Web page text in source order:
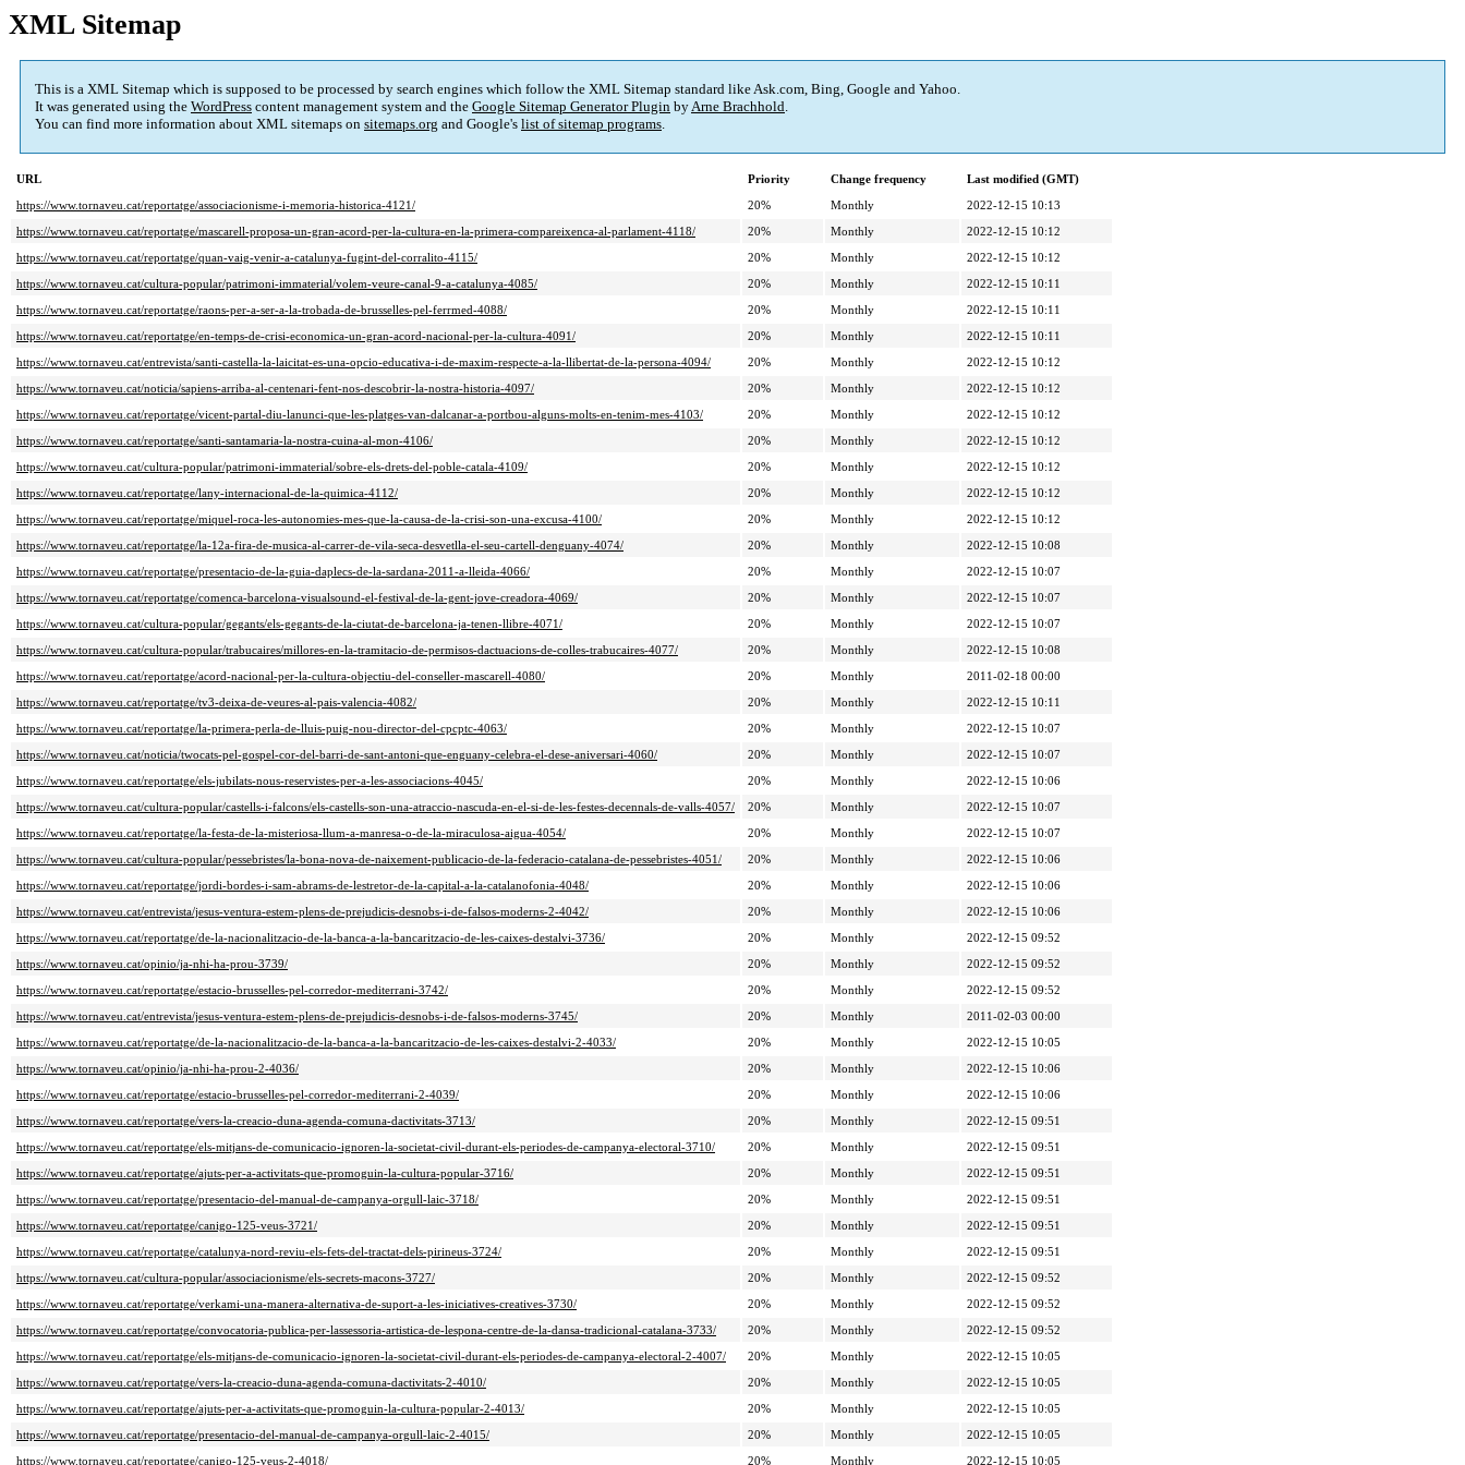
XML Sitemap
This is a XML Sitemap which is supposed to be processed by search engines which follow the XML Sitemap standard like Ask.com, Bing, Google and Yahoo.
It was generated using the WordPress content management system and the Google Sitemap Generator Plugin byArne Brachhold.
You can find more information about XML sitemaps on sitemaps.org and Google's list of sitemap programs.
URL Priority Change frequency
Last modified (GMT)
https://www.tornaveu.cat/reportatge/associacionisme-i-memoria-historica-4121/
20% Monthly
2022-12-15 10:13
https://www.tornaveu.cat/reportatge/mascarell-proposa-un-gran-acord-per-la-cultura-en-la-primera-compareixenca-al-parlament-4118/
20% Monthly
2022-12-15 10:12
https://www.tornaveu.cat/reportatge/quan-vaig-venir-a-catalunya-fugint-del-corralito-4115/
20% Monthly
2022-12-15 10:12
https://www.tornaveu.cat/cultura-popular/patrimoni-immaterial/volem-veure-canal-9-a-catalunya-4085/
20% Monthly
2022-12-15 10:11
https://www.tornaveu.cat/reportatge/raons-per-a-ser-a-la-trobada-de-brusselles-pel-ferrmed-4088/
20% Monthly
2022-12-15 10:11
https://www.tornaveu.cat/reportatge/en-temps-de-crisi-economica-un-gran-acord-nacional-per-la-cultura-4091/
20% Monthly
2022-12-15 10:11
https://www.tornaveu.cat/entrevista/santi-castella-la-laicitat-es-una-opcio-educativa-i-de-maxim-respecte-a-la-llibertat-de-la-persona-4094/
20% Monthly
2022-12-15 10:12
https://www.tornaveu.cat/noticia/sapiens-arriba-al-centenari-fent-nos-descobrir-la-nostra-historia-4097/
20% Monthly
2022-12-15 10:12
https://www.tornaveu.cat/reportatge/vicent-partal-diu-lanunci-que-les-platges-van-dalcanar-a-portbou-alguns-molts-en-tenim-mes-4103/
20% Monthly
2022-12-15 10:12
https://www.tornaveu.cat/reportatge/santi-santamaria-la-nostra-cuina-al-mon-4106/
20% Monthly
2022-12-15 10:12
https://www.tornaveu.cat/cultura-popular/patrimoni-immaterial/sobre-els-drets-del-poble-catala-4109/
20% Monthly
2022-12-15 10:12
https://www.tornaveu.cat/reportatge/lany-internacional-de-la-quimica-4112/
20% Monthly
2022-12-15 10:12
https://www.tornaveu.cat/reportatge/miquel-roca-les-autonomies-mes-que-la-causa-de-la-crisi-son-una-excusa-4100/
20% Monthly
2022-12-15 10:12
https://www.tornaveu.cat/reportatge/la-12a-fira-de-musica-al-carrer-de-vila-seca-desvetlla-el-seu-cartell-denguany-4074/
20% Monthly
2022-12-15 10:08
https://www.tornaveu.cat/reportatge/presentacio-de-la-guia-daplecs-de-la-sardana-2011-a-lleida-4066/
20% Monthly
2022-12-15 10:07
https://www.tornaveu.cat/reportatge/comenca-barcelona-visualsound-el-festival-de-la-gent-jove-creadora-4069/
20% Monthly
2022-12-15 10:07
https://www.tornaveu.cat/cultura-popular/gegants/els-gegants-de-la-ciutat-de-barcelona-ja-tenen-llibre-4071/
20% Monthly
2022-12-15 10:07
https://www.tornaveu.cat/cultura-popular/trabucaires/millores-en-la-tramitacio-de-permisos-dactuacions-de-colles-trabucaires-4077/
20% Monthly
2022-12-15 10:08
https://www.tornaveu.cat/reportatge/acord-nacional-per-la-cultura-objectiu-del-conseller-mascarell-4080/
20% Monthly
2011-02-18 00:00
https://www.tornaveu.cat/reportatge/tv3-deixa-de-veures-al-pais-valencia-4082/
20% Monthly
2022-12-15 10:11
https://www.tornaveu.cat/reportatge/la-primera-perla-de-lluis-puig-nou-director-del-cpcptc-4063/
20% Monthly
2022-12-15 10:07
https://www.tornaveu.cat/noticia/twocats-pel-gospel-cor-del-barri-de-sant-antoni-que-enguany-celebra-el-dese-aniversari-4060/
20% Monthly
2022-12-15 10:07
https://www.tornaveu.cat/reportatge/els-jubilats-nous-reservistes-per-a-les-associacions-4045/
20% Monthly
2022-12-15 10:06
https://www.tornaveu.cat/cultura-popular/castells-i-falcons/els-castells-son-una-atraccio-nascuda-en-el-si-de-les-festes-decennals-de-valls-4057/
20% Monthly
2022-12-15 10:07
https://www.tornaveu.cat/reportatge/la-festa-de-la-misteriosa-llum-a-manresa-o-de-la-miraculosa-aigua-4054/
20% Monthly
2022-12-15 10:07
https://www.tornaveu.cat/cultura-popular/pessebristes/la-bona-nova-de-naixement-publicacio-de-la-federacio-catalana-de-pessebristes-4051/
20% Monthly
2022-12-15 10:06
https://www.tornaveu.cat/reportatge/jordi-bordes-i-sam-abrams-de-lestretor-de-la-capital-a-la-catalanofonia-4048/
20% Monthly
2022-12-15 10:06
https://www.tornaveu.cat/entrevista/jesus-ventura-estem-plens-de-prejudicis-desnobs-i-de-falsos-moderns-2-4042/
20% Monthly
2022-12-15 10:06
https://www.tornaveu.cat/reportatge/de-la-nacionalitzacio-de-la-banca-a-la-bancaritzacio-de-les-caixes-destalvi-3736/
20% Monthly
2022-12-15 09:52
https://www.tornaveu.cat/opinio/ja-nhi-ha-prou-3739/
20% Monthly
2022-12-15 09:52
https://www.tornaveu.cat/reportatge/estacio-brusselles-pel-corredor-mediterrani-3742/
20% Monthly
2022-12-15 09:52
https://www.tornaveu.cat/entrevista/jesus-ventura-estem-plens-de-prejudicis-desnobs-i-de-falsos-moderns-3745/
20% Monthly
2011-02-03 00:00
https://www.tornaveu.cat/reportatge/de-la-nacionalitzacio-de-la-banca-a-la-bancaritzacio-de-les-caixes-destalvi-2-4033/
20% Monthly
2022-12-15 10:05
https://www.tornaveu.cat/opinio/ja-nhi-ha-prou-2-4036/
20% Monthly
2022-12-15 10:06
https://www.tornaveu.cat/reportatge/estacio-brusselles-pel-corredor-mediterrani-2-4039/
20% Monthly
2022-12-15 10:06
https://www.tornaveu.cat/reportatge/vers-la-creacio-duna-agenda-comuna-dactivitats-3713/
20% Monthly
2022-12-15 09:51
https://www.tornaveu.cat/reportatge/els-mitjans-de-comunicacio-ignoren-la-societat-civil-durant-els-periodes-de-campanya-electoral-3710/
20% Monthly
2022-12-15 09:51
https://www.tornaveu.cat/reportatge/ajuts-per-a-activitats-que-promoguin-la-cultura-popular-3716/
20% Monthly
2022-12-15 09:51
https://www.tornaveu.cat/reportatge/presentacio-del-manual-de-campanya-orgull-laic-3718/
20% Monthly
2022-12-15 09:51
https://www.tornaveu.cat/reportatge/canigo-125-veus-3721/
20% Monthly
2022-12-15 09:51
https://www.tornaveu.cat/reportatge/catalunya-nord-reviu-els-fets-del-tractat-dels-pirineus-3724/
20% Monthly
2022-12-15 09:51
https://www.tornaveu.cat/cultura-popular/associacionisme/els-secrets-macons-3727/
20% Monthly
2022-12-15 09:52
https://www.tornaveu.cat/reportatge/verkami-una-manera-alternativa-de-suport-a-les-iniciatives-creatives-3730/
20% Monthly
2022-12-15 09:52
https://www.tornaveu.cat/reportatge/convocatoria-publica-per-lassessoria-artistica-de-lespona-centre-de-la-dansa-tradicional-catalana-3733/
20% Monthly
2022-12-15 09:52
https://www.tornaveu.cat/reportatge/els-mitjans-de-comunicacio-ignoren-la-societat-civil-durant-els-periodes-de-campanya-electoral-2-4007/
20% Monthly
2022-12-15 10:05
https://www.tornaveu.cat/reportatge/vers-la-creacio-duna-agenda-comuna-dactivitats-2-4010/
20% Monthly
2022-12-15 10:05
https://www.tornaveu.cat/reportatge/ajuts-per-a-activitats-que-promoguin-la-cultura-popular-2-4013/
20% Monthly
2022-12-15 10:05
https://www.tornaveu.cat/reportatge/presentacio-del-manual-de-campanya-orgull-laic-2-4015/
20% Monthly
2022-12-15 10:05
https://www.tornaveu.cat/reportatge/canigo-125-veus-2-4018/
20% Monthly 2022-12-15 10:05